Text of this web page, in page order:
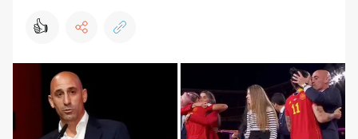
👍